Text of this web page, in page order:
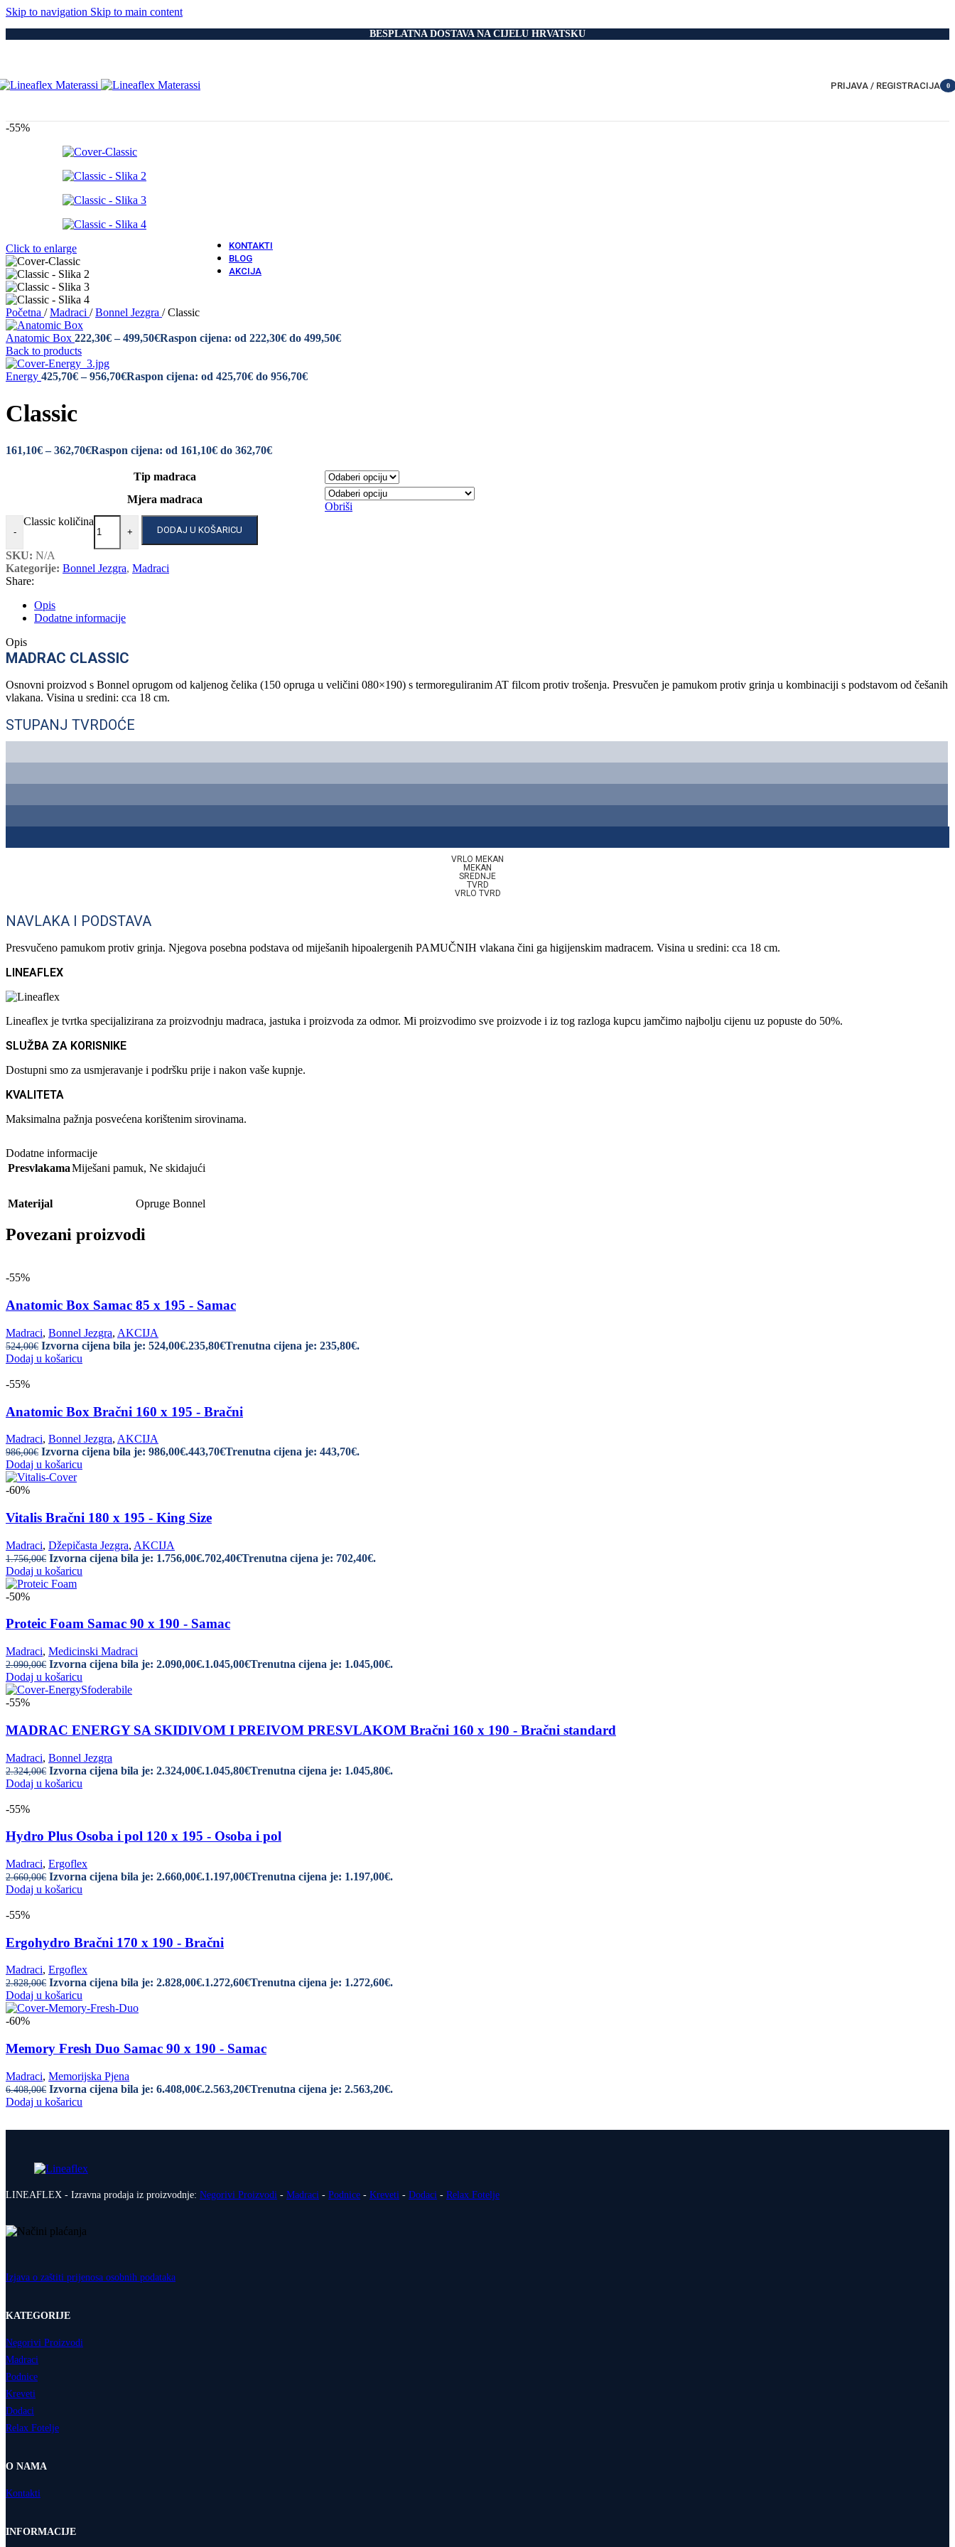
Skip to navigation Skip to main content
BESPLATNA DOSTAVA NA CIJELU HRVATSKU
Drvene Podnice
Metalni Okvir
KONTAKTI
BLOG
AKCIJA
PRIJAVA / REGISTRACIJA
0
-55%
Click to enlarge
Početna / Madraci / Bonnel Jezgra / Classic
Anatomic Box 222,30€ – 499,50€Raspon cijena: od 222,30€ do 499,50€
Back to products
Energy 425,70€ – 956,70€Raspon cijena: od 425,70€ do 956,70€
Classic
161,10€ – 362,70€Raspon cijena: od 161,10€ do 362,70€
Tip madraca
Mjera madraca
Obriši
-
Classic količina
+ DODAJ U KOŠARICU
SKU: N/A
Kategorije: Bonnel Jezgra, Madraci
Share:
Opis
Dodatne informacije
Opis
MADRAC CLASSIC
Osnovni proizvod s Bonnel oprugom od kaljenog čelika (150 opruga u veličini 080×190) s termoreguliranim AT filcom protiv trošenja. Presvučen je pamukom protiv grinja u kombinaciji s podstavom od češanih
vlakana. Visina u sredini: cca 18 cm.
STUPANJ TVRDOĆE
VRLO MEKAN
MEKAN
SREDNJE
TVRD
VRLO TVRD
NAVLAKA I PODSTAVA
Presvučeno pamukom protiv grinja. Njegova posebna podstava od miješanih hipoalergenih PAMUČNIH vlakana čini ga higijenskim madracem. Visina u sredini: cca 18 cm.
LINEAFLEX
Lineaflex je tvrtka specijalizirana za proizvodnju madraca, jastuka i proizvoda za odmor. Mi proizvodimo sve proizvode i iz tog razloga kupcu jamčimo najbolju cijenu uz popuste do 50%.
SLUŽBA ZA KORISNIKE
Dostupni smo za usmjeravanje i podršku prije i nakon vaše kupnje.
KVALITETA
Maksimalna pažnja posvećena korištenim sirovinama.
Dodatne informacije
PresvlakamaMiješani pamuk, Ne skidajući
Materijal Opruge Bonnel
Povezani proizvodi
-55%
Anatomic Box Samac 85 x 195 - Samac
Madraci, Bonnel Jezgra, AKCIJA
524,00€ Izvorna cijena bila je: 524,00€.235,80€Trenutna cijena je: 235,80€.
Dodaj u košaricu
-55%
Anatomic Box Bračni 160 x 195 - Bračni
Madraci, Bonnel Jezgra, AKCIJA
986,00€ Izvorna cijena bila je: 986,00€.443,70€Trenutna cijena je: 443,70€.
Dodaj u košaricu
-60%
Vitalis Bračni 180 x 195 - King Size
Madraci, Džepičasta Jezgra, AKCIJA
1.756,00€ Izvorna cijena bila je: 1.756,00€.702,40€Trenutna cijena je: 702,40€.
Dodaj u košaricu
-50%
Proteic Foam Samac 90 x 190 - Samac
Madraci, Medicinski Madraci
2.090,00€ Izvorna cijena bila je: 2.090,00€.1.045,00€Trenutna cijena je: 1.045,00€.
Dodaj u košaricu
-55%
MADRAC ENERGY SA SKIDIVOM I PREIVOM PRESVLAKOM Bračni 160 x 190 - Bračni standard
Madraci, Bonnel Jezgra
2.324,00€ Izvorna cijena bila je: 2.324,00€.1.045,80€Trenutna cijena je: 1.045,80€.
Dodaj u košaricu
-55%
Hydro Plus Osoba i pol 120 x 195 - Osoba i pol
Madraci, Ergoflex
2.660,00€ Izvorna cijena bila je: 2.660,00€.1.197,00€Trenutna cijena je: 1.197,00€.
Dodaj u košaricu
-55%
Ergohydro Bračni 170 x 190 - Bračni
Madraci, Ergoflex
2.828,00€ Izvorna cijena bila je: 2.828,00€.1.272,60€Trenutna cijena je: 1.272,60€.
Dodaj u košaricu
-60%
Memory Fresh Duo Samac 90 x 190 - Samac
Madraci, Memorijska Pjena
6.408,00€ Izvorna cijena bila je: 6.408,00€.2.563,20€Trenutna cijena je: 2.563,20€.
Dodaj u košaricu
LINEAFLEX - Izravna prodaja iz proizvodnje: Negorivi Proizvodi - Madraci - Podnice - Kreveti - Dodaci - Relax Fotelje
Izjava o zaštiti prijenosa osobnih podataka
KATEGORIJE
Negorivi Proizvodi
Madraci
Podnice
Kreveti
Dodaci
Relax Fotelje
O NAMA
Kontakti
INFORMACIJE